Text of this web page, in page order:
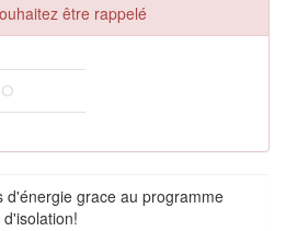
être rappelé
d'énergie grace au programme
d'isolation!